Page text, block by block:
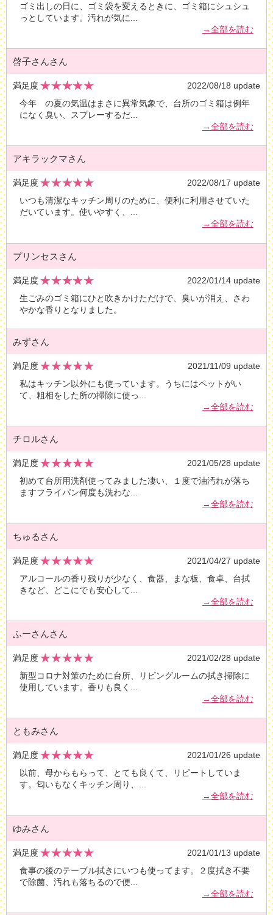
ゴミ出しの日に、ゴミ袋を変えるときに、ゴミ箱にシュシュ
っとしています。汚れが気に
→全部を読む
啓子さんさん
満足度
2022/08/18 update
今年 の夏の気温はまさに異常気象で、台所のゴミ箱は例年
になく臭い、スプレーするだ
→全部を読む
アキラックマさん
満足度
2022/08/17 update
いつも清潔なキッチン周りのために、便利に利用させていた
だいています。使いやすく、 ...
→全部を読む
プリンセスさん
満足度
2022/01/14 update
生ごみのゴミ箱にひと吹きかけただけで、臭いが消え、さわ
やかな香りとなりました。
みずさん
満足度
2021/11/09 update
私はキッチン以外にも使っています。うちにはペットがい
て、粗相をした所の掃除に使っ
→全部を読む
チロルさん
満足度
2021/05/28 update
初めて台所用洗剤使ってみました凄い、１度で油汚れが落ち
ますフライパン何度も洗わな...
→全部を読む
ちゅるさん
満足度
2021/04/27 update
アルコールの香り残りが少なく、食器、まな板、食卓、台拭
きなど、どこにでも安心して
→全部を読む
ふーさんさん
満足度
2021/02/28 update
新型コロナ対策のために台所、リビングルームの拭き掃除に
使用しています。香りも良く
→全部を読む
ともみさん
満足度
2021/01/26 update
以前、母からもらって、とても良くて、リピートしていま
す。匂いもなくキッチン周り、 ...
→全部を読む
ゆみさん
満足度
2021/01/13 update
食事の後のテーブル拭きにいつも使ってます。２度拭き不要
で除菌、汚れも落ちるので便
→全部を読む